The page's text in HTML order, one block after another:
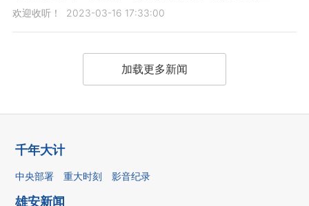
欢迎收听！ 2023-03-16 17:33:00
加载更多新闻
千年大计
中央部署 重大时刻 影音纪录
雄安新闻